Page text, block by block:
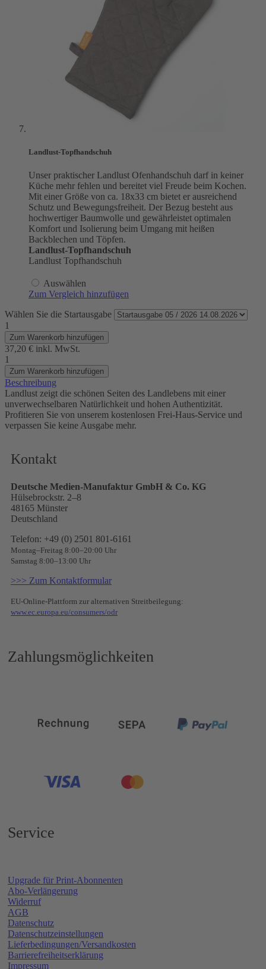
Landlust-Topfhandschuh
Unser praktischer Landlust Ofenhandschuh darf in keiner
Küche mehr fehlen und bereitet viel Freude beim Kochen.
Mit einer Größe von ca. 18x33 cm bietet er ausreichend
Schutz und Bewegungsfreiheit. Der Bezug besteht aus
hochwertiger Baumwolle und gewährleistet optimalen
Komfort und Isolierung beim Umgang mit heißen
Backblechen und Töpfen.
Landlust-Topfhandschuh
Landlust Topfhandschuh
Auswählen
Zum Vergleich hinzufügen
Wählen Sie die Startausgabe
1
Zum Warenkorb hinzufügen
37,20 € inkl. MwSt.
1
Zum Warenkorb hinzufügen
Beschreibung
Landlust zeigt die schönen Seiten des Landlebens mit einer
unverwechselbaren Natürlichkeit und hohen Authentizität.
Profitieren Sie von unserem kostenlosen Frei-Haus-Service und
verpassen Sie keine Ausgabe mehr.
Kontakt
Deutsche Medien-Manufaktur GmbH & Co. KG
Hülsebrockstr. 2–8
48165 Münster
Deutschland
Telefon: +49 (0) 2501 801-6161
Montag–Freitag 8:00–20:00 Uhr
Samstag 8:00–13:00 Uhr
>>> Zum Kontaktformular
EU-Online-Plattform zur alternativen Streitbeilegung:
www.ec.europa.eu/consumers/odr
Zahlungsmöglichkeiten
Service
Upgrade für Print-Abonnenten
Abo-Verlängerung
Widerruf
AGB
Datenschutz
Datenschutzeinstellungen
Lieferbedingungen/Versandkosten
Barrierefreiheitserklärung
Impressum